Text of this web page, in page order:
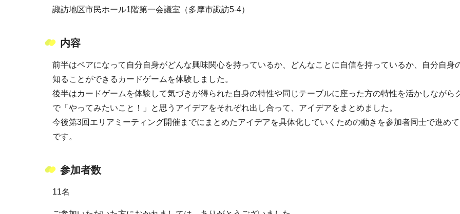
諏訪地区市民ホール1階第一会議室（多摩市諏訪5-4）
内容
前半はペアになって自分自身がどんな興味関心を持っているか、どんなことに自信を持っているか、自分自身
知ることができるカードゲームを体験しました。
後半はカードゲームを体験して気づきが得られた自身の特性や同じテーブルに座った方の特性を活かしながら
で「やってみたいこと！」と思うアイデアをそれぞれ出し合って、アイデアをまとめました。
今後第3回エリアミーティング開催までにまとめたアイデアを具体化していくための動きを参加者同士で進め
です。
参加者数
11名